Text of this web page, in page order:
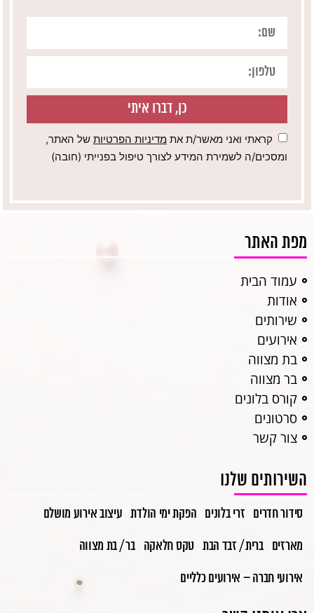
כן, דברו איתי
קראתי ואני מאשר/ת את מדיניות הפרטיות של האתר,
ומסכים/ה לשמירת המידע לצורך טיפול בפנייתי (חובה)
מפת האתר
עמוד הבית
אודות
שירותים
אירועים
בת מצווה
בר מצווה
קורס בלונים
סרטונים
צור קשר
השירותים שלנו
סידור חדרים זרי בלונים הפקת ימי הולדת עיצוב אירוע מושלם
מארזים ברית / זבד הבת טקס חלאקה בר / בת מצווה
אירועי חברה – אירועים כלליים